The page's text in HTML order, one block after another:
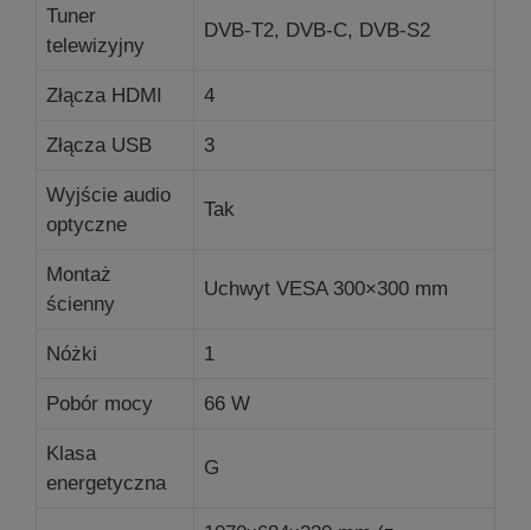
Tuner
telewizyjny
DVB-T2, DVB-C, DVB-S2
Złącza HDMI 4
Złącza USB 3
Wyjście audio
optyczne
Tak
Montaż
ścienny
Uchwyt VESA 300×300 mm
Nóżki 1
Pobór mocy 66 W
Klasa
energetyczna
G